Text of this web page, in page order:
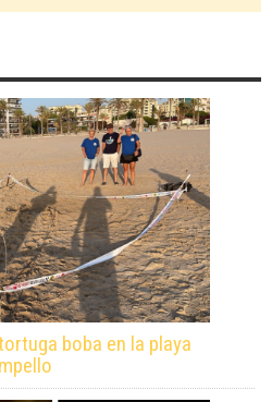
boba en la playa